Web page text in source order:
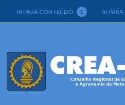
IR PARA CONTEÚDO 1 IR PARA